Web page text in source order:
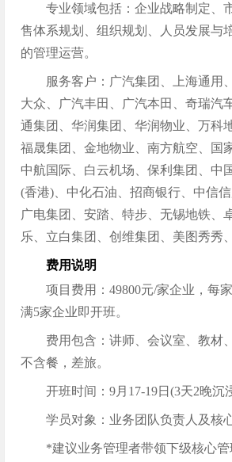
专业领域包括：企业战略制定、
售体系规划、组织规划、人员发展与
的管理运营。
服务客户：广汽集团、上海通用
大众、广汽丰田、广汽本田、奇瑞汽
通集团、华润集团、华润物业、万科
福晟集团、金地物业、南方航空、国
中航国际、白云机场、保利集团、中
(香港)、中化石油、招商银行、中信信
广电集团、安踏、特步、无锡地铁、
乐、立白集团、创维集团、美图秀秀
费用说明
项目费用：49800元/家企业，每
满5家企业即开班。
费用包含：讲师、会议室、教材
不含餐，差旅。
开班时间：9月17-19日(3天2晚沉
学员对象：业务团队负责人及核
*建议业务管理者带领下级核心